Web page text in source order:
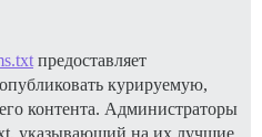
предоставляет
курируемую,
контента. Администраторы